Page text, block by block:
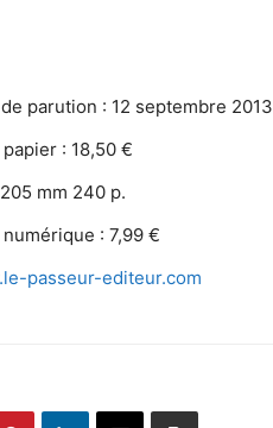
parution : 12 septembre 2013
: 18,50 €
mm 240 p.
: 7,99 €
passeur-editeur.com